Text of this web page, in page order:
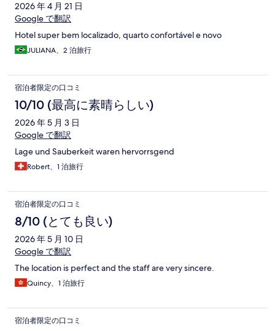
2026 年 4 月 21 日
Google で翻訳
Hotel super bem localizado, quarto confortável e novo
JULIANA、2 泊旅行
宿泊者限定の口コミ
10/10 (最高に素晴らしい)
2026 年 5 月 3 日
Google で翻訳
Lage und Sauberkeit waren hervorrsgend
Robert、1 泊旅行
宿泊者限定の口コミ
8/10 (とても良い)
2026 年 5 月 10 日
Google で翻訳
The location is perfect and the staff are very sincere.
Quincy、1 泊旅行
宿泊者限定の口コミ